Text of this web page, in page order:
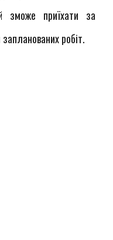
зможе приїхати за
робіт.